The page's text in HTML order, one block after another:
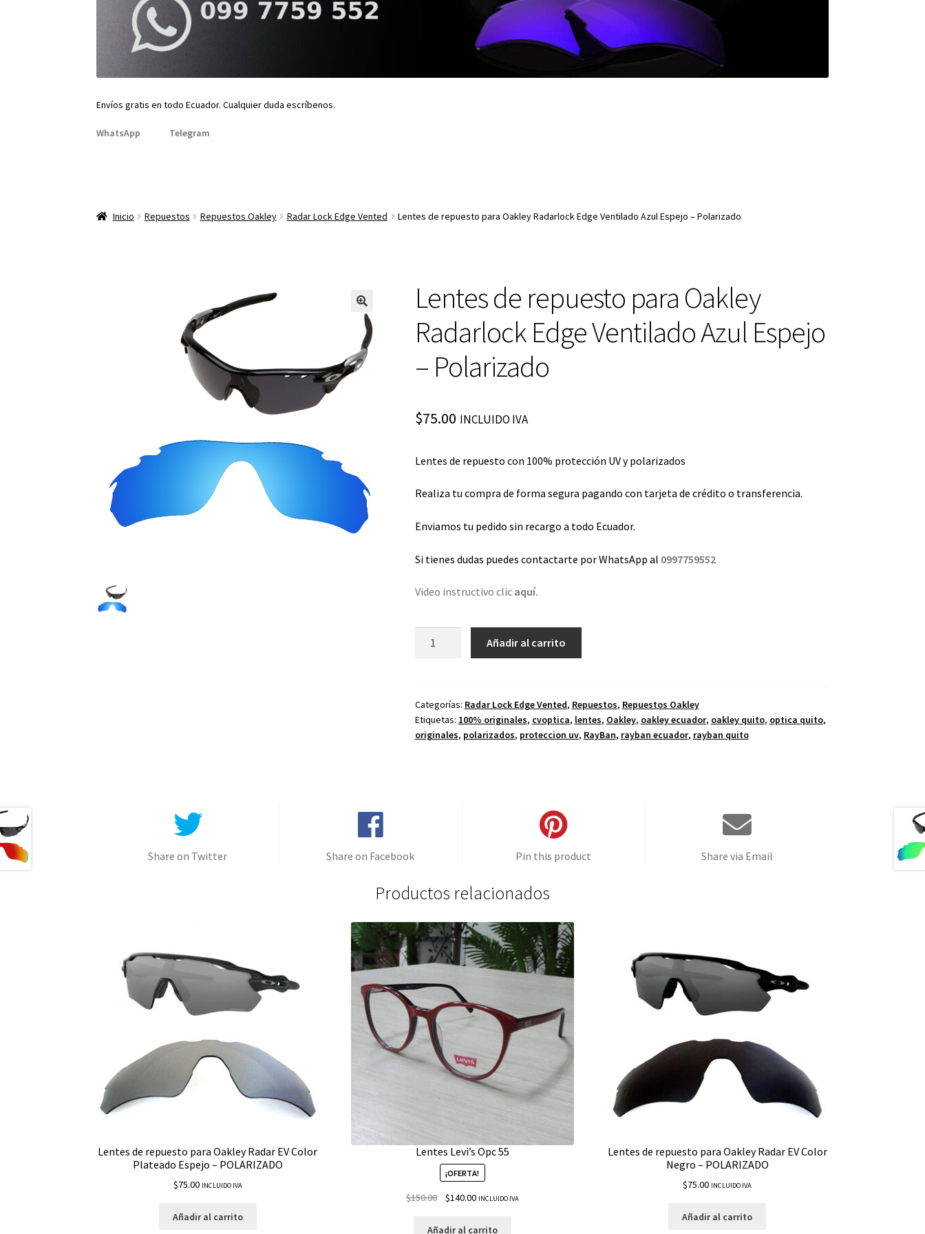
Envíos gratis en todo Ecuador. Cualquier duda escríbenos.
WhatsApp Telegram
Inicio Repuestos Repuestos Oakley Radar Lock Edge Vented Lentes de repuesto para Oakley Radarlock Edge Ventilado Azul Espejo – Polarizado
Lentes de repuesto para Oakley
Radarlock Edge Ventilado Azul Espejo
– Polarizado
$75.00 INCLUIDO IVA
Lentes de repuesto con 100% protección UV y polarizados
Realiza tu compra de forma segura pagando con tarjeta de crédito o transferencia.
Enviamos tu pedido sin recargo a todo Ecuador.
Si tienes dudas puedes contactarte por WhatsApp al 0997759552
Video instructivo clic aquí.
Oakley
Radarlock
Edge
Añadir al carrito
Categorías: Radar Lock Edge Vented, Repuestos, Repuestos Oakley
Etiquetas: 100% originales, cvoptica, lentes, Oakley, oakley ecuador, oakley quito, optica quito,
originales, polarizados, proteccion uv, RayBan, rayban ecuador, rayban quito
Share on Twitter Share on Facebook Pin this product Share via Email
Productos relacionados
Lentes de repuesto para Oakley Radar EV Color
Plateado Espejo – POLARIZADO
$75.00 INCLUIDO IVA
Añadir al carrito
Lentes Levi’s Opc 55
¡OFERTA!
$150.00 $140.00 INCLUIDO IVA
Añadir al carrito
Lentes de repuesto para Oakley Radar EV Color
Negro – POLARIZADO
$75.00 INCLUIDO IVA
Añadir al carrito